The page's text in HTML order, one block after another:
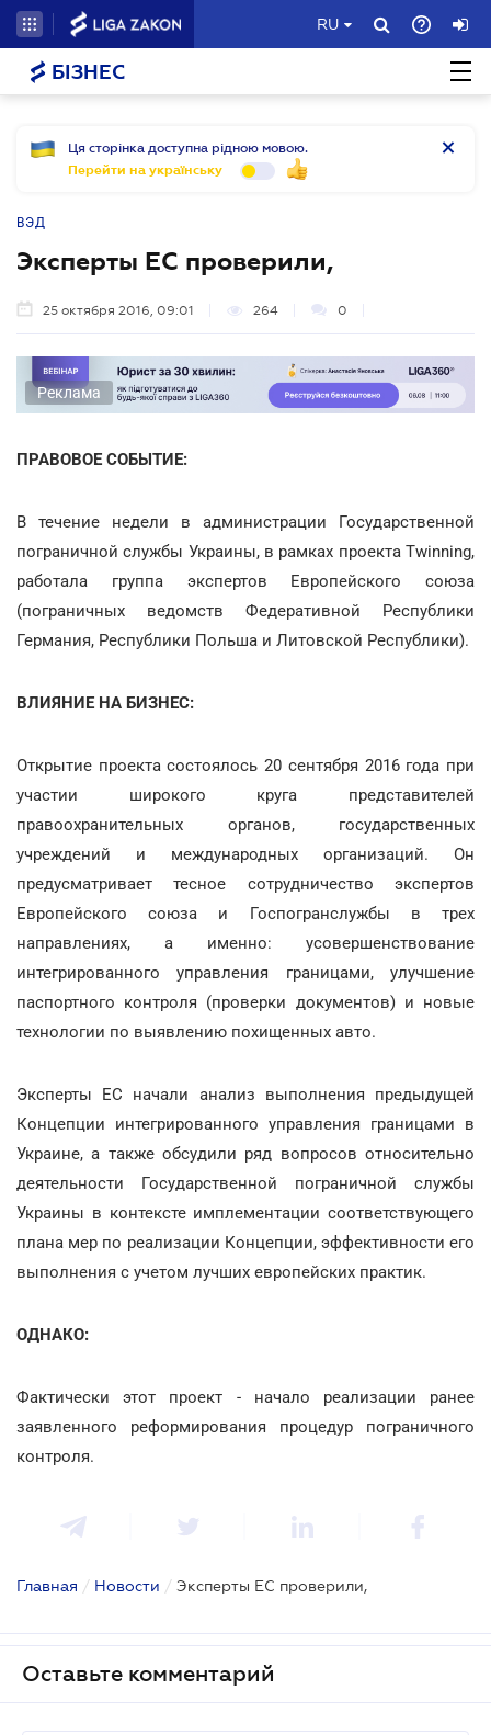
RU
БІЗНЕС
Ця сторінка доступна рідною мовою.
Перейти на українську
ВЭД
Эксперты ЕС проверили,
25 октября 2016, 09:01 264 0
Реклама
ПРАВОВОЕ СОБЫТИЕ:
В течение недели в администрации Государственной
пограничной службы Украины, в рамках проекта Twinning,
работала группа экспертов Европейского союза
(пограничных ведомств Федеративной Республики
Германия, Республики Польша и Литовской Республики).
ВЛИЯНИЕ НА БИЗНЕС:
Открытие проекта состоялось 20 сентября 2016 года при
участии широкого круга представителей
правоохранительных органов, государственных
учреждений и международных организаций. Он
предусматривает тесное сотрудничество экспертов
Европейского союза и Госпогранслужбы в трех
направлениях, а именно: усовершенствование
интегрированного управления границами, улучшение
паспортного контроля (проверки документов) и новые
технологии по выявлению похищенных авто.
Эксперты ЕС начали анализ выполнения предыдущей
Концепции интегрированного управления границами в
Украине, а также обсудили ряд вопросов относительно
деятельности Государственной пограничной службы
Украины в контексте имплементации соответствующего
плана мер по реализации Концепции, эффективности его
выполнения с учетом лучших европейских практик.
ОДНАКО:
Фактически этот проект - начало реализации ранее
заявленного реформирования процедур пограничного
контроля.
Главная / Новости / Эксперты ЕС проверили,
Оставьте комментарий